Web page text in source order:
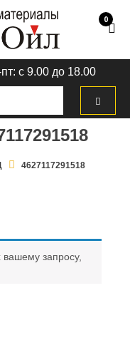
0
с 9.00 до 18.00
4627117291518
вашему запросу,